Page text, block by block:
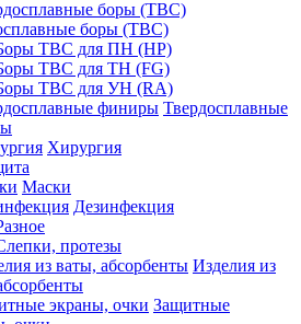
боры (ТВС)
ТВС для ПН (HP)
ТВС для ТН (FG)
ТВС для УН (RA)
Твердосплавные
Хирургия
Маски
Дезинфекция
протезы
Изделия из
Защитные